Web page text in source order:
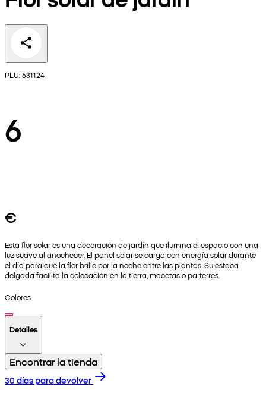
PLU: 631124
6
€
Esta flor solar es una decoración de jardín que ilumina el espacio con una
luz suave al anochecer. El panel solar se carga con energía solar durante
el día para que la flor brille por la noche entre las plantas. Su estaca
delgada facilita la colocación en la tierra, macetas o parterres.
Colores
Detalles
Encontrar la tienda
30 días para devolver